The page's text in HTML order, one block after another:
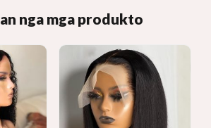
nga mga produkto